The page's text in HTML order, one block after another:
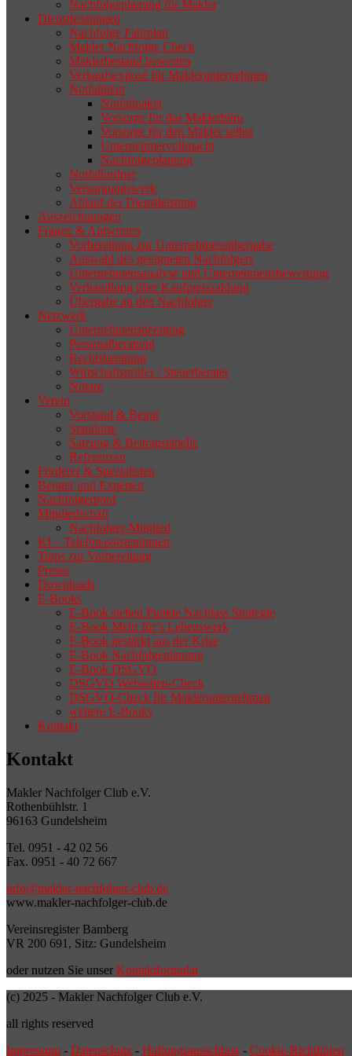
geeigneten Nachfolger findet, droht nicht
selten die Geschäftsaufgabe.
Nachfolgeplanung für Makler
Dienstleistungen
Nachfolge Fahrplan
Makler Nachfolge Check
Maklerbestand bewerten
Verkaufsexposé für Maklerunternehmen
Notfallplan
Notfallpaket
Vorsorge für das Maklerbüro
Vorsorge für den Makler selbst
Unternehmervollmacht
Nachfolgeplanung
Notfallordner
Versorgungswerk
Ablauf der Dienstleistung
Auszeichnungen
Fragen & Antworten
Vorbereitung zur Unternehmensübergabe
Auswahl des geeigneten Nachfolgers
Unternehmensanalyse und Unternehmensbewertung
Verhandlung über Kaufpreiszahlung
Übergabe an den Nachfolger
Netzwerk
Unternehmensberatung
Personalberatung
Rechtsberatung
Wirtschaftsprüfer / Steuerberater
Notare
Verein
Vorstand & Beirat
Standorte
Satzung & Beitragstabelle
Referenzen
Förderer & Spezialisten
Berater und Experten
Nachfolgerpool
Mitgliedschaft
Nachfolger-Mitglied
KI – Telefonassistentinnen
Tipps zur Vorbereitung
Presse
Downloads
E-Books
E-Book sieben Punkte Nachlass Strategie
E-Book Mehr für’s Lebenswerk
E-Book gestärkt aus der Krise
E-Book Nachfolgeplanung
E-Book DSGVO
DSGVO Webseiten-Check
DSGVO-Check für Maklerunternehmen
weitere E-Books
Kontakt
Kontakt
Makler Nachfolger Club e.V.
Rothenbühlstr. 1
96163 Gundelsheim
Tel. 0951 - 42 02 56
Fax. 0951 - 40 72 667
info@makler-nachfolger-club.de
www.makler-nachfolger-club.de
Vereinsregister Bamberg
VR 200 691, Sitz: Gundelsheim
oder nutzen Sie unser Kontaktformular
(c) 2025 - Makler Nachfolger Club e.V.
all rights reserved
Impressum - Datenschutz - Haftungsausschluss - Cookie-Richtlinien